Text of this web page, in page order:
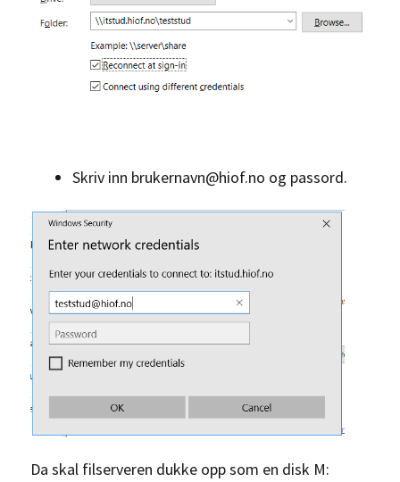
Skriv inn brukernavn@hiof.no og passord.
Da skal filserveren dukke opp som en disk M: